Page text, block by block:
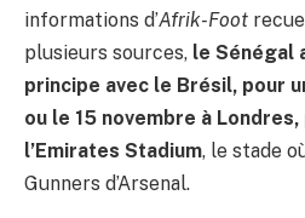
informations d’Afrik-Foot
plusieurs sources, le Sénégal
principe avec le Brésil, pour
ou le 15 novembre à
l’Emirates Stadium, le stade
Gunners d’Arsenal.